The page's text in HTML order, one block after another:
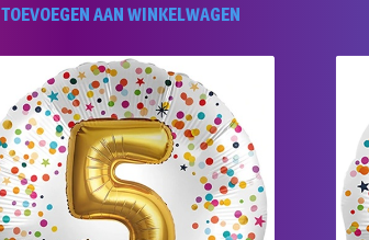
TOEVOEGEN AAN WINKELWAGEN